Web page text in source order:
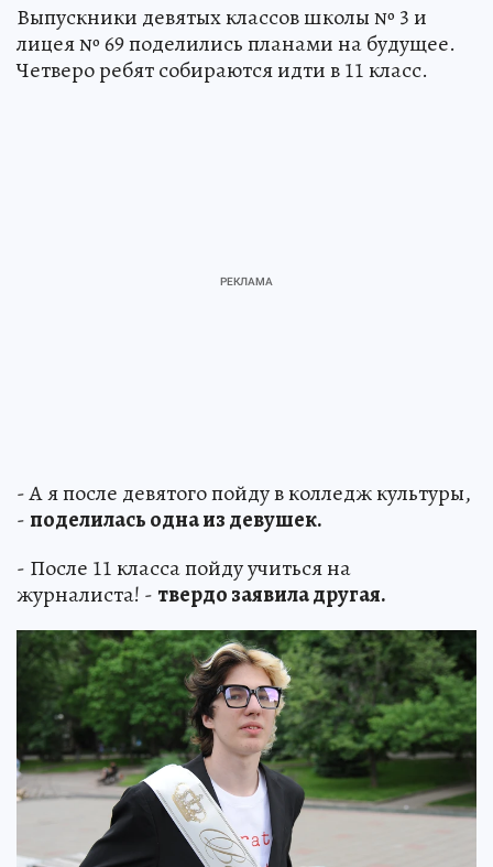
Выпускники девятых классов школы № 3 и
лицея № 69 поделились планами на будущее.
Четверо ребят собираются идти в 11 класс.
- А я после девятого пойду в колледж культуры,
-поделилась одна из девушек.
- После 11 класса пойду учиться на
журналиста! - твердо заявила другая.